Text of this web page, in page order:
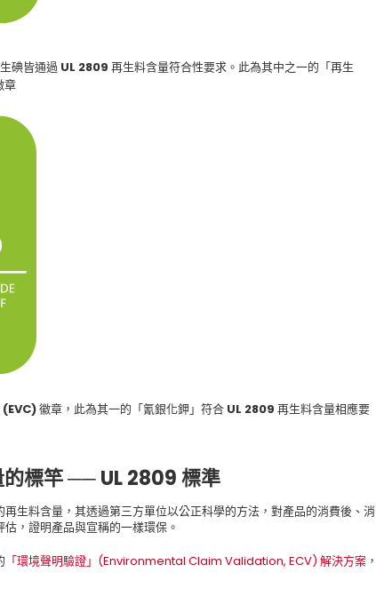
碘皆通過 UL 2809 再生料含量符合性要求。此為其中之一的「再生
章
徽章，此為其一的「氰銀化鉀」符合 UL 2809 再生料含量相應要
標竿 ── UL 2809 標準
生料含量，其透過第三方單位以公正科學的方法，對產品的消費後、消
，證明產品與宣稱的一樣環保。
「環境聲明驗證」(Environmental Claim Validation, ECV) 解決方案 ，